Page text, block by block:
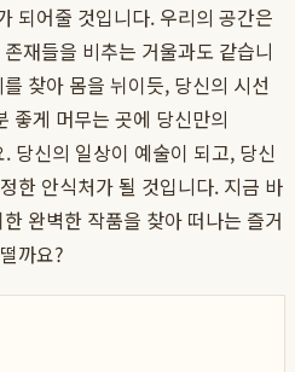
되어줄 것입니다. 우리의 공간은
재들을 비추는 거울과도 같습니
찾아 몸을 뉘이듯, 당신의 시선
좋게 머무는 곳에 당신만의
당신의 일상이 예술이 되고, 당신
한 안식처가 될 것입니다. 지금 바
완벽한 작품을 찾아 떠나는 즐거
까요?